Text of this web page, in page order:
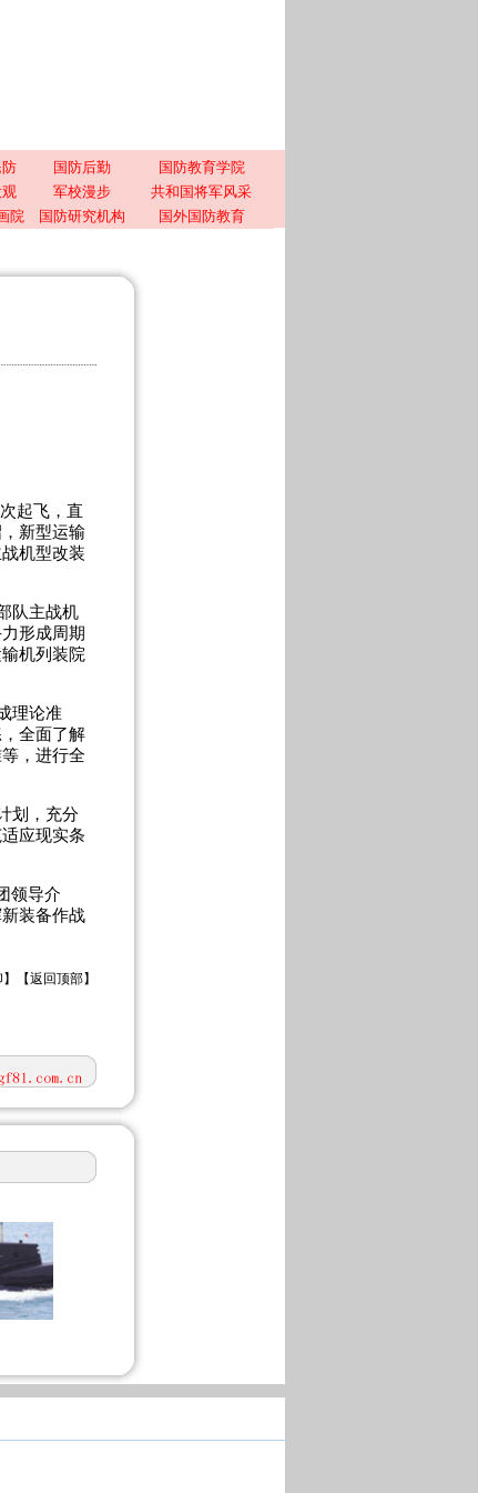
防 国防后勤
国防教育学院
军校漫步
共和国将军风采
院 国防研究机构 国外国防教育
起飞，直
新型运输
机型改装
队主战机
形成周期
机列装院
理论准
全面了解
，进行全
划，充分
应现实条
领导介
装备作战
】【返回顶部】